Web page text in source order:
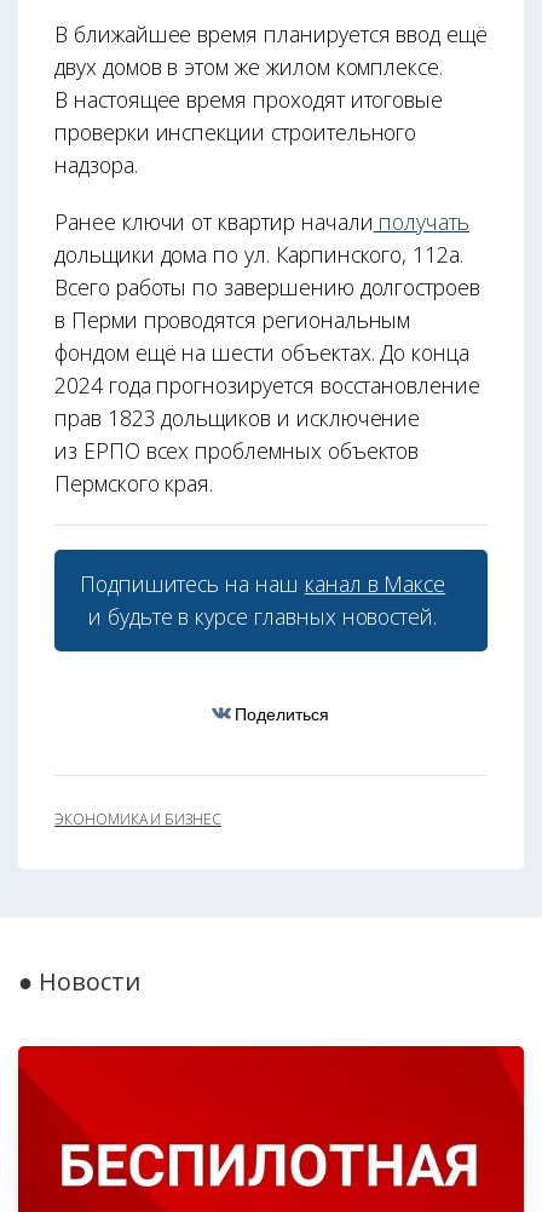
В ближайшее время планируется ввод ещё
двух домов в этом же жилом комплексе.
В настоящее время проходят итоговые
проверки инспекции строительного
надзора.
Ранее ключи от квартир начали получать
дольщики дома по ул. Карпинского, 112а.
Всего работы по завершению долгостроев
в Перми проводятся региональным
фондом ещё на шести объектах. До конца
2024 года прогнозируется восстановление
прав 1823 дольщиков и исключение
из ЕРПО всех проблемных объектов
Пермского края.
Подпишитесь на наш канал в Максе
и будьте в курсе главных новостей.
Поделиться
ЭКОНОМИКА И БИЗНЕС
● Новости